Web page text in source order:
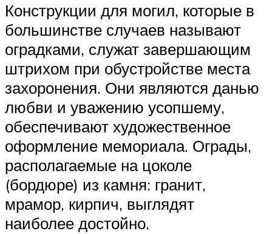
Конструкции для могил, которые в
большинстве случаев называют
оградками, служат завершающим
штрихом при обустройстве места
захоронения. Они являются данью
любви и уважению усопшему,
обеспечивают художественное
оформление мемориала. Ограды,
располагаемые на цоколе
(бордюре) из камня: гранит,
мрамор, кирпич, выглядят
наиболее достойно.